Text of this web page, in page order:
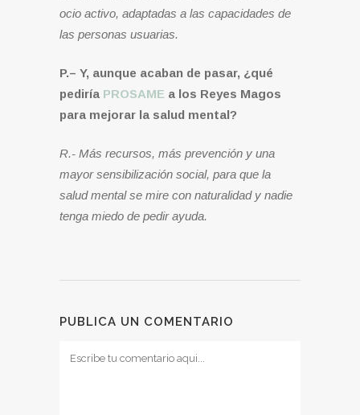
ocio activo, adaptadas a las capacidades de
las personas usuarias.
P.– Y, aunque acaban de pasar, ¿qué
pediría PROSAME a los Reyes Magos
para mejorar la salud mental?
R.- Más recursos, más prevención y una
mayor sensibilización social, para que la
salud mental se mire con naturalidad y nadie
tenga miedo de pedir ayuda.
PUBLICA UN COMENTARIO